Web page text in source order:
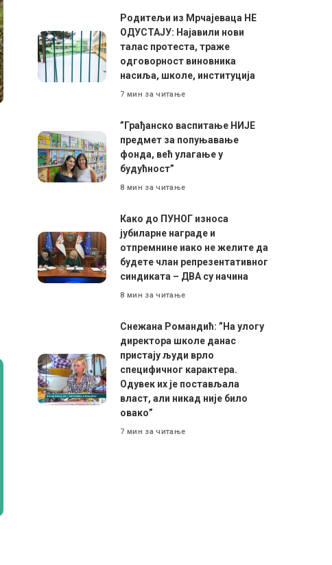
Родитељи из Мрчајеваца НЕ
ОДУСТАЈУ: Најавили нови
талас протеста, траже
одговорност виновника
насиља, школе, институција
7 мин за читање
”Грађанско васпитање НИЈЕ
предмет за попуњавање
фонда, већ улагање у
будућност”
8 мин за читање
Како до ПУНОГ износа
јубиларне награде и
отпремнине иако не желите да
будете члан репрезентативног
синдиката – ДВА су начина
8 мин за читање
Снежана Романдић: ”На улогу
директора школе данас
пристају људи врло
специфичног карактера.
Одувек их је постављала
власт, али никад није било
овако”
7 мин за читање